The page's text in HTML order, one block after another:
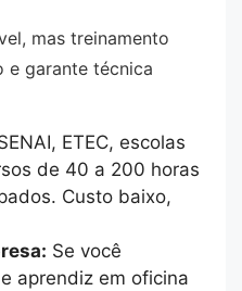
mas treinamento
e garante técnica
ETEC, escolas
de 40 a 200 horas
Custo baixo,
Se você
aprendiz em oficina